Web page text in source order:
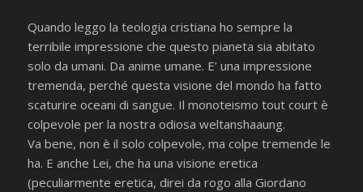
Quando leggo la teologia cristiana ho sempre la
terribile impressione che questo pianeta sia abitato
solo da umani. Da anime umane. E’ una impressione
tremenda, perché questa visione del mondo ha fatto
scaturire oceani di sangue. Il monoteismo tout court è
colpevole per la nostra odiosa weltanshaaung.
Va bene, non è il solo colpevole, ma colpe tremende le
ha. E anche Lei, che ha una visione eretica
(peculiarmente eretica, direi da rogo alla Giordano